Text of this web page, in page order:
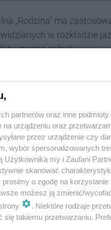
„Rodzina” ma
w rozkładzie
można nabyć:
i/lub mobilnych
aplikacji
elektroniczny w Kolejach
dokumentu
pewnym warunkiem.
niż 2 osoby (tzn. w tym
oferta „Rodzina”
partnerów oraz inne
urządzeniu oraz
przez urządzenie czy
wybór spersonalizowanych
Użytkownika my i Zaufani
skanować
o zgodę na
możesz ją zmienić/
. Niektóre rodzaje
takiemu przetwarzaniu.